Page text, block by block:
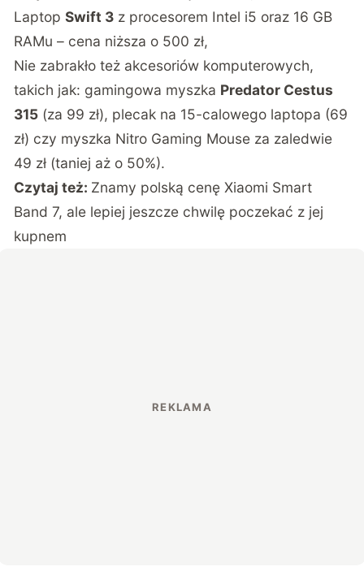
LaptopSwift 3 z procesorem Intel i5 oraz 16 GB
RAMu – cena niższa o 500 zł,
Nie zabrakło też akcesoriów komputerowych,
takich jak: gamingowa myszka Predator Cestus
315 (za 99 zł), plecak na 15-calowego laptopa (69
zł) czy myszka Nitro Gaming Mouse za zaledwie
49 zł (taniej aż o 50%).
Czytaj też: Znamy polską cenę Xiaomi Smart
Band 7, ale lepiej jeszcze chwilę poczekać z jej
kupnem